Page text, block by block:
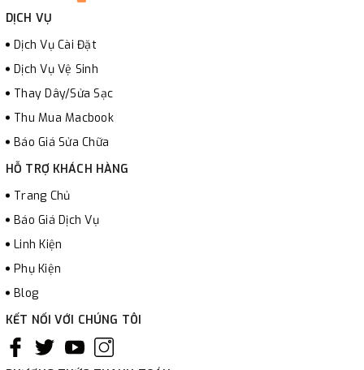
DỊCH VỤ
Dịch Vụ Cài Đặt
Dịch Vụ Vệ Sinh
Thay Dây/Sửa Sạc
Thu Mua Macbook
Báo Giá Sửa Chữa
HỖ TRỢ KHÁCH HÀNG
Trang Chủ
Báo Giá Dịch Vụ
Linh Kiện
Phụ Kiện
Blog
KẾT NỐI VỚI CHÚNG TÔI